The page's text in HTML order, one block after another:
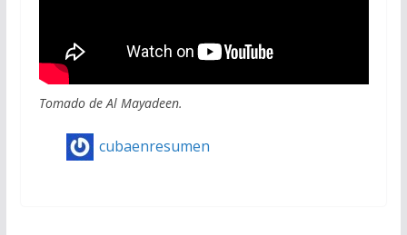
Tomado de Al Mayadeen.
cubaenresumen